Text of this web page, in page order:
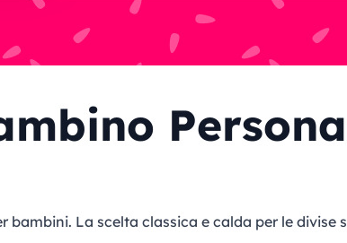
La scelta classica e calda per le divise